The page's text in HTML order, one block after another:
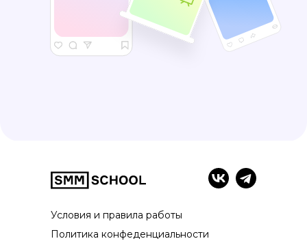
Условия и правила работы
Политика конфеденциальности